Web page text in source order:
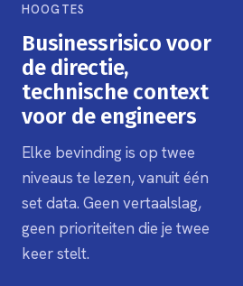
HOOGTES
Businessrisico voor
de directie,
technische context
voor de engineers
Elke bevinding is op twee
niveaus te lezen, vanuit één
set data. Geen vertaalslag,
geen prioriteiten die je twee
keer stelt.